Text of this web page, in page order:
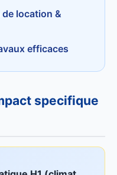
location &
efficaces
specifique